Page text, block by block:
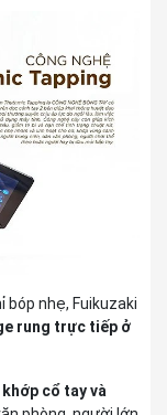
bóp nhẹ, Fuikuzaki
rung trực tiếp ở
cổ tay và